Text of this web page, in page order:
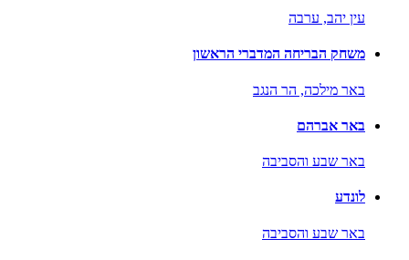
עין יהב, ערבה
משחק הבריחה המדברי הראשון
באר מילכה, הר הנגב
באר אברהם
באר שבע והסביבה
לונדע
באר שבע והסביבה